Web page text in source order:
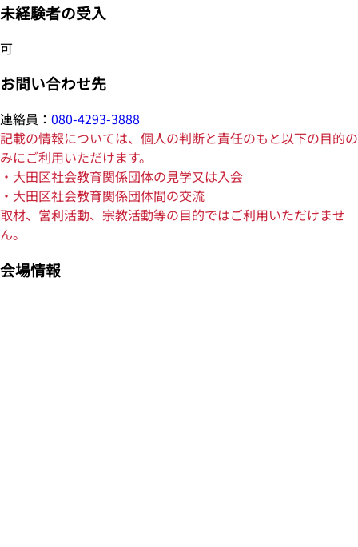
未経験者の受入
可
お問い合わせ先
連絡員： 080-4293-3888
記載の情報については、個人の判断と責任のもと以下の目的の
みにご利用いただけます。
・大田区社会教育関係団体の見学又は入会
・大田区社会教育関係団体間の交流
取材、営利活動、宗教活動等の目的ではご利用いただけませ
ん。
会場情報